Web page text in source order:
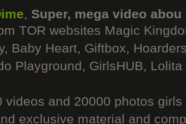
, Super, mega video abou
TOR websites Magic
Baby Heart, Giftbox,
Playground, GirlsHUB, Lolita
videos and 20000 photos
exclusive material and